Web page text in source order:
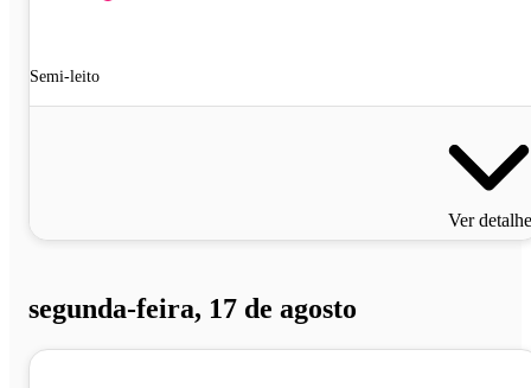
Semi-leito
Ver
segunda-feira, 17 de agosto